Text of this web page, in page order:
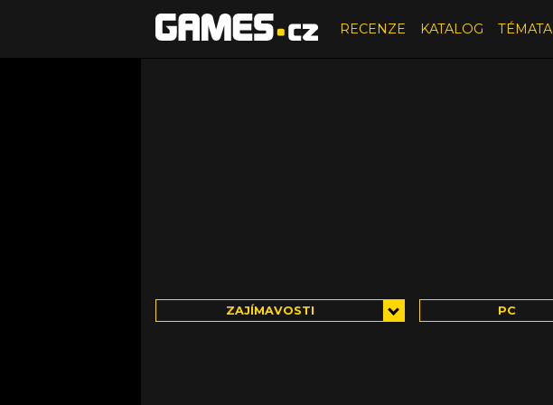
RECENZE KATALOG TÉMATA
ZAJÍMAVOSTI PC